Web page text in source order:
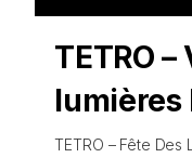
TETRO
lumières
TETRO – Fête Des